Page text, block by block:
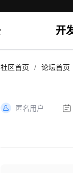
开
社区首页 / 论坛首页
匿名用户